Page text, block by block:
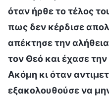
όταν ήρθε το τέλος
πως δεν κέρδισε
απέκτησε την
τον Θεό και έχασε την
Ακόμη κι όταν
εξακολουθούσε να